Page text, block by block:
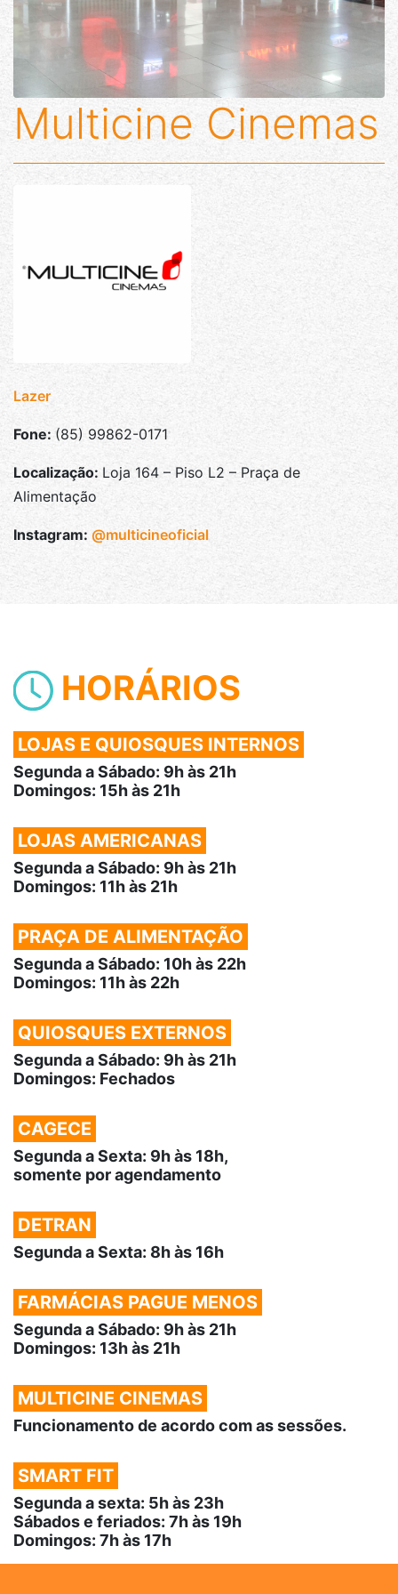
Multicine Cinemas
Lazer
Fone: (85) 99862-0171
Localização: Loja 164 – Piso L2 – Praça de
Alimentação
Instagram: @multicineoficial
HORÁRIOS
LOJAS E QUIOSQUES INTERNOS
Segunda a Sábado: 9h às 21h
Domingos: 15h às 21h
LOJAS AMERICANAS
Segunda a Sábado: 9h às 21h
Domingos: 11h às 21h
PRAÇA DE ALIMENTAÇÃO
Segunda a Sábado: 10h às 22h
Domingos: 11h às 22h
QUIOSQUES EXTERNOS
Segunda a Sábado: 9h às 21h
Domingos: Fechados
CAGECE
Segunda a Sexta: 9h às 18h,
somente por agendamento
DETRAN
Segunda a Sexta: 8h às 16h
FARMÁCIAS PAGUE MENOS
Segunda a Sábado: 9h às 21h
Domingos: 13h às 21h
MULTICINE CINEMAS
Funcionamento de acordo com as sessões.
SMART FIT
Segunda a sexta: 5h às 23h
Sábados e feriados: 7h às 19h
Domingos: 7h às 17h